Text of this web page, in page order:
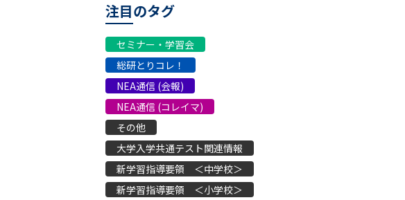
注目のタグ
セミナー・学習会
総研とりコレ！
NEA通信 (会報)
NEA通信 (コレイマ)
その他
大学入学共通テスト関連情報
新学習指導要領 ＜中学校＞
新学習指導要領 ＜小学校＞